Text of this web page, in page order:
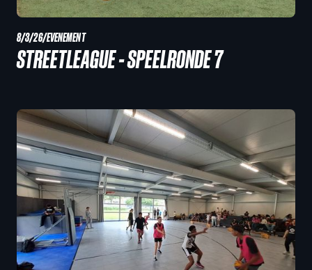
8/3/26/EVENEMENT
STREETLEAGUE - SPEELRONDE 7